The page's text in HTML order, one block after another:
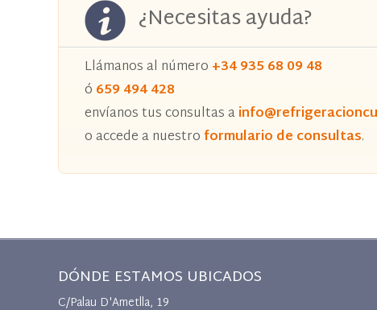
¿Necesitas ayuda?
Llámanos al número +34 935 68 09 48
ó 659 494 428
envíanos tus consultas a
o accede a nuestroformulario de consultas.
DÓNDE ESTAMOS UBICADOS
C/Palau D'Ametlla, 19